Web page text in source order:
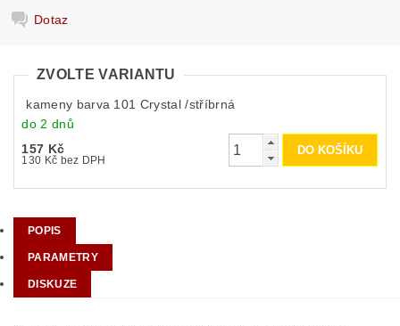
Dotaz
ZVOLTE VARIANTU
kameny barva 101 Crystal /stříbrná
do 2 dnů
157 Kč
130 Kč bez DPH
POPIS
PARAMETRY
DISKUZE